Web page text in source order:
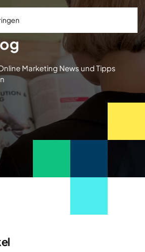
Marketing News und Tipps